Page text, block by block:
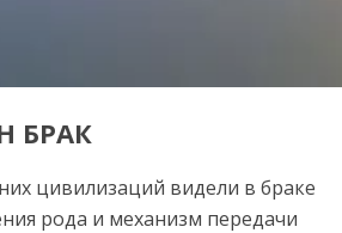
БРАК
цивилизаций видели в браке
рода и механизм передачи